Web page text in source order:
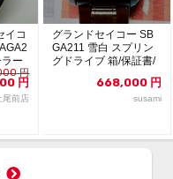
イコ
ー
円
円
尾前店
グランドセイコー SB
GA211 雪白 スプリン
グドライブ 箱/保証書/
668,000 円
susami